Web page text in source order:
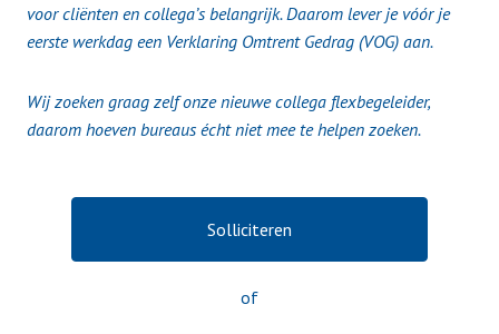
voor cliënten en collega’s belangrijk. Daarom lever je vóór je
eerste werkdag een Verklaring Omtrent Gedrag (VOG) aan.
Wij zoeken graag zelf onze nieuwe collega flexbegeleider,
daarom hoeven bureaus écht niet mee te helpen zoeken.
Solliciteren
of